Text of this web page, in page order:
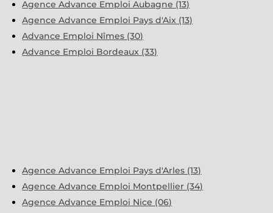
Agence Advance Emploi Aubagne (13)
Agence Advance Emploi Pays d'Aix (13)
Advance Emploi Nîmes (30)
Advance Emploi Bordeaux (33)
Agence Advance Emploi Pays d'Arles (13)
Agence Advance Emploi Montpellier (34)
Agence Advance Emploi Nice (06)